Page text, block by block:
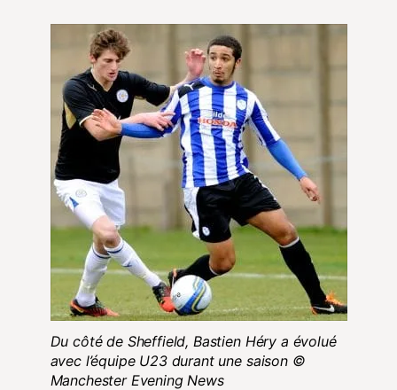
Du côté de Sheffield, Bastien Héry a évolué
avec l’équipe U23 durant une saison ©
Manchester Evening News